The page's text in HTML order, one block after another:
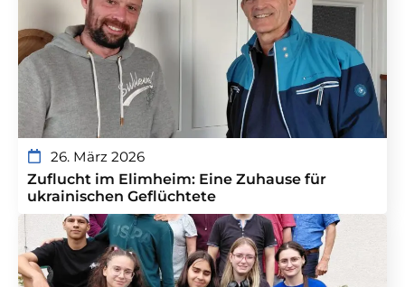
26. März 2026
Zuflucht im Elimheim: Eine Zuhause für
ukrainischen Geflüchtete